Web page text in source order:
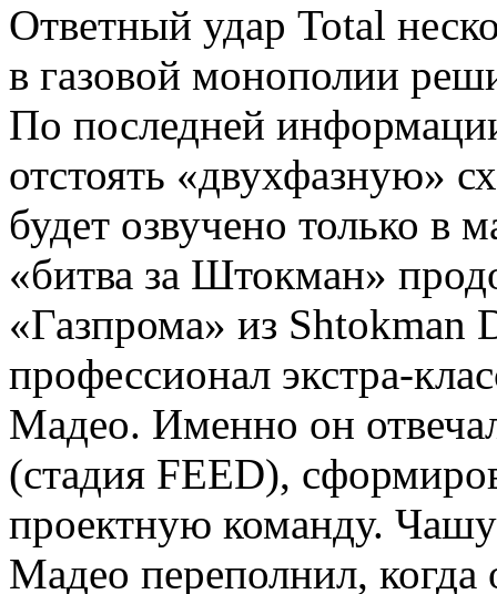
Ответный удар Total
в газовой монополии
По последней
отстоять «двухфазную»
будет озвучено только в
«битва за Штокман»
«Газпрома» из
профессионал экстра-
Мадео. Именно он
(стадия FEED),
проектную команду. Чашу
Мадео переполнил, когда